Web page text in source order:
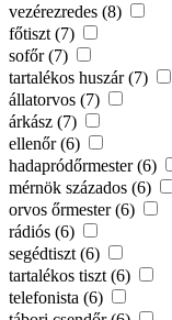
vezérezredes (8)
főtiszt (7)
sofőr (7)
tartalékos huszár (7)
állatorvos (7)
árkász (7)
ellenőr (6)
hadapródőrmester (6)
mérnök százados (6)
orvos őrmester (6)
rádiós (6)
segédtiszt (6)
tartalékos tiszt (6)
telefonista (6)